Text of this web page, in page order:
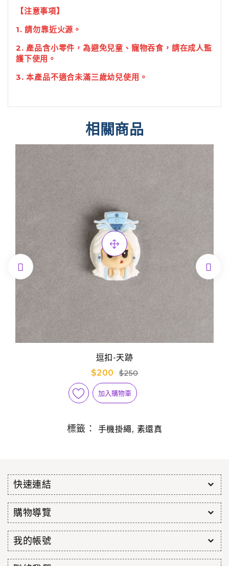
【注意事項】
1. 請勿靠近火源。
2. 產品含小零件，為避免兒童、寵物吞食，請在成人監
護下使用。
3. 本產品不適合未滿三歲幼兒使用。
相關商品
逗扣-天跡
$200
$250
加入購物車
 
標籤： 手機掛繩, 素還真
快速連結
購物導覽
我的帳號